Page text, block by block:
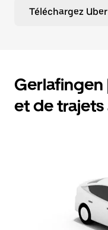
Téléchargez
Gerlafingen
et de